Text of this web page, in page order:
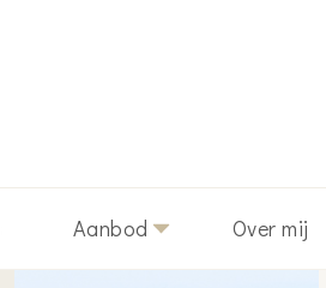
Aanbod Over mij